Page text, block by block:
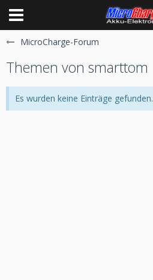
MicroCharge-Forum
Themen von smarttom
Es wurden keine Einträge gefunden.